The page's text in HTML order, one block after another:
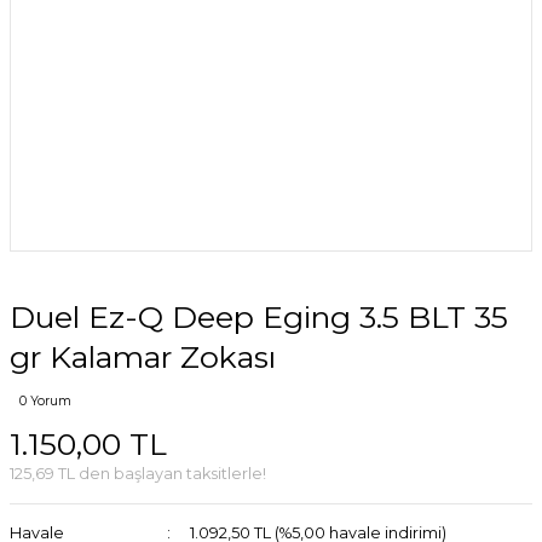
Duel Ez-Q Deep Eging 3.5 BLT 35
gr Kalamar Zokası
0 Yorum
1.150,00 TL
125,69 TL den başlayan taksitlerle!
Havale 1.092,50 TL (%5,00 havale indirimi)